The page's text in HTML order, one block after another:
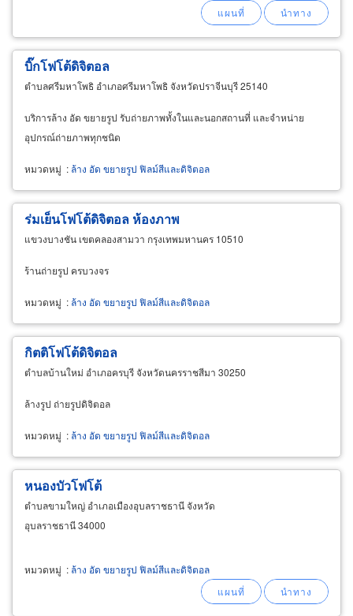
บิ๊กโฟโต้ดิจิตอล
ตำบลศรีมหาโพธิ อำเภอศรีมหาโพธิ จังหวัดปราจีนบุรี 25140
บริการล้าง อัด ขยายรูป รับถ่ายภาพทั้งในและนอกสถานที่ และจำหน่าย
อุปกรณ์ถ่ายภาพทุกชนิด
หมวดหมู่ : ล้าง อัด ขยายรูป ฟิลม์สีและดิจิตอล
ร่มเย็นโฟโต้ดิจิตอล ห้องภาพ
แขวงบางชัน เขตคลองสามวา กรุงเทพมหานคร 10510
ร้านถ่ายรูป ครบวงจร
หมวดหมู่ : ล้าง อัด ขยายรูป ฟิลม์สีและดิจิตอล
กิตติโฟโต้ดิจิตอล
ตำบลบ้านใหม่ อำเภอครบุรี จังหวัดนครราชสีมา 30250
ล้างรูป ถ่ายรูปดิจิตอล
หมวดหมู่ : ล้าง อัด ขยายรูป ฟิลม์สีและดิจิตอล
หนองบัวโฟโต้
ตำบลขามใหญ่ อำเภอเมืองอุบลราชธานี จังหวัด
อุบลราชธานี 34000
หมวดหมู่ : ล้าง อัด ขยายรูป ฟิลม์สีและดิจิตอล